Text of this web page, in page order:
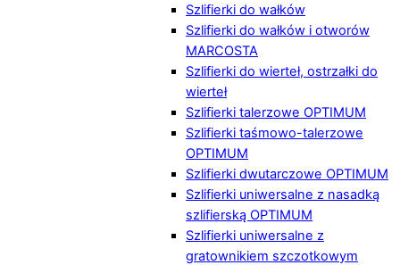
Szlifierki do wałków
Szlifierki do wałków i otworów
MARCOSTA
Szlifierki do wierteł, ostrzałki do
wierteł
Szlifierki talerzowe OPTIMUM
Szlifierki taśmowo-talerzowe
OPTIMUM
Szlifierki dwutarczowe OPTIMUM
Szlifierki uniwersalne z nasadką
szlifierską OPTIMUM
Szlifierki uniwersalne z
gratownikiem szczotkowym